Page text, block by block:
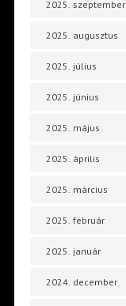
2025. szeptember
2025. augusztus
2025. július
2025. június
2025. május
2025. április
2025. március
2025. február
2025. január
2024. december